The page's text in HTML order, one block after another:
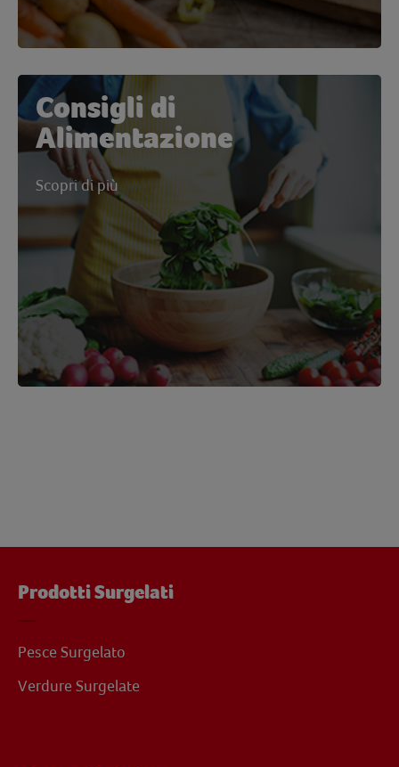
Consigli di
Alimentazione
Scopri di più
Prodotti Surgelati
Pesce Surgelato
Verdure Surgelate